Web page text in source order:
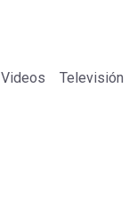
Videos Televisión